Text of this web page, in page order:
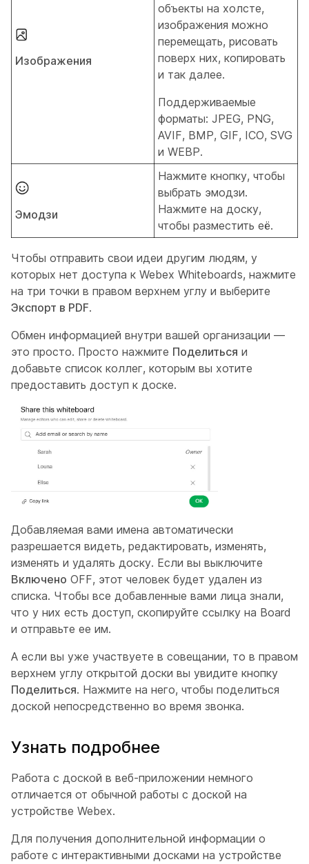
Изображения
объекты на холсте,
изображения можно
перемещать, рисовать
поверх них, копировать
и так далее.
Поддерживаемые
форматы: JPEG, PNG,
AVIF, BMP, GIF, ICO, SVG
и WEBP.
Эмодзи
Нажмите кнопку, чтобы
выбрать эмодзи.
Нажмите на доску,
чтобы разместить её.
Чтобы отправить свои идеи другим людям, у
которых нет доступа к Webex Whiteboards, нажмите
на три точки в правом верхнем углу и выберите
Экспорт в PDF.
Обмен информацией внутри вашей организации —
это просто. Просто нажмите Поделиться и
добавьте список коллег, которым вы хотите
предоставить доступ к доске.
Добавляемая вами имена автоматически
разрешается видеть, редактировать, изменять,
изменять и удалять доску. Если вы выключите
Включено OFF, этот человек будет удален из
списка. Чтобы все добавленные вами лица знали,
что у них есть доступ, скопируйте ссылку на Board
и отправьте ее им.
А если вы уже участвуете в совещании, то в правом
верхнем углу открытой доски вы увидите кнопку
Поделиться. Нажмите на него, чтобы поделиться
доской непосредственно во время звонка.
Узнать подробнее
Работа с доской в веб-приложении немного
отличается от обычной работы с доской на
устройстве Webex.
Для получения дополнительной информации о
работе с интерактивными досками на устройстве